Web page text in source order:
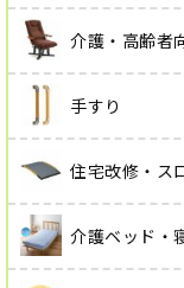
介護・高齢者
手すり
住宅改修・ス
介護ベッド・